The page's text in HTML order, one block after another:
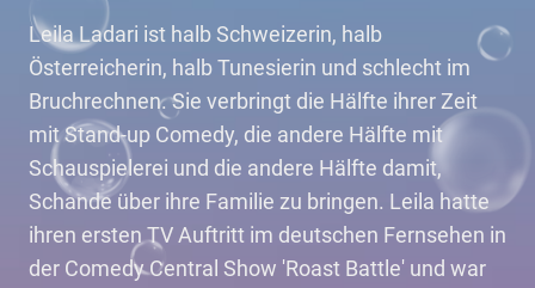
Leila Ladari ist halb Schweizerin, halb
Österreicherin, halb Tunesierin und schlecht im
Bruchrechnen. Sie verbringt die Hälfte ihrer Zeit
mit Stand-up Comedy, die andere Hälfte mit
Schauspielerei und die andere Hälfte damit,
Schande über ihre Familie zu bringen. Leila hatte
ihren ersten TV Auftritt im deutschen Fernsehen in
der Comedy Central Show 'Roast Battle' und war